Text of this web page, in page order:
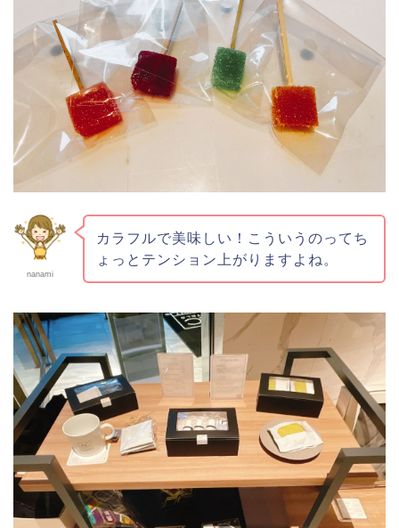
nanami
カラフルで美味しい！こういうのってち
ょっとテンション上がりますよね。